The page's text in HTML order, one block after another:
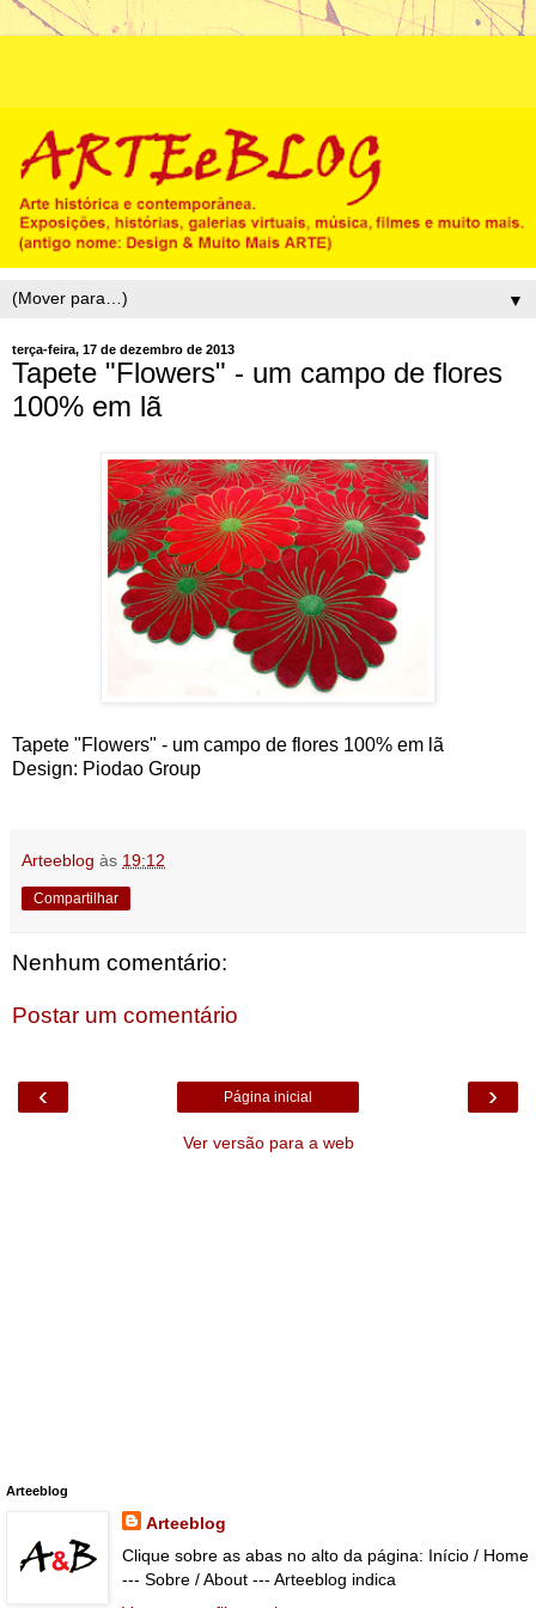
▼
terça-feira, 17 de dezembro de 2013
Tapete "Flowers" - um campo de flores
100% em lã
Tapete "Flowers" - um campo de flores 100% em lã
Design: Piodao Group
Arteeblog às 19:12
Compartilhar
Nenhum comentário:
Postar um comentário
‹ ›
Página inicial
Ver versão para a web
Arteeblog
Arteeblog
Clique sobre as abas no alto da página: Início / Home
--- Sobre / About --- Arteeblog indica